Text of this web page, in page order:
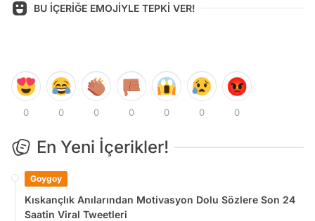
BU İÇERİĞE EMOJİYLE TEPKİ VER!
0 0 0 0 0 0 0
En Yeni İçerikler!
Goygoy
Kıskançlık Anılarından Motivasyon Dolu Sözlere Son 24
Saatin Viral Tweetleri